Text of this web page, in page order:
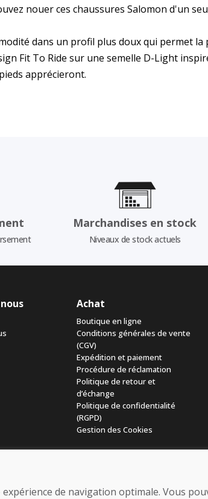
nouer ces chaussures Salomon d'un
dans un profil plus doux qui permet
Fit To Ride sur une semelle D-Light
apprécieront.
Marchandises en stock
Niveaux de stock actuels
Achat
Boutique en ligne
Conditions générales de vente
(CGV)
Expédition et paiement
Procédure de réclamation
Politique de retour et
d’échange
Politique de confidentialité
(RGPD)
Gestion des Cookies
de navigation optimale. Vous